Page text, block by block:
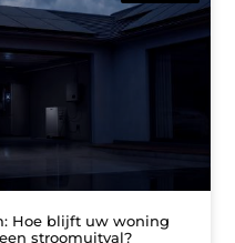
Hoe blijft uw woning
stroomuitval?